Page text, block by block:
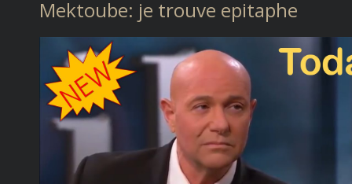
Mektoube: je trouve epitaphe